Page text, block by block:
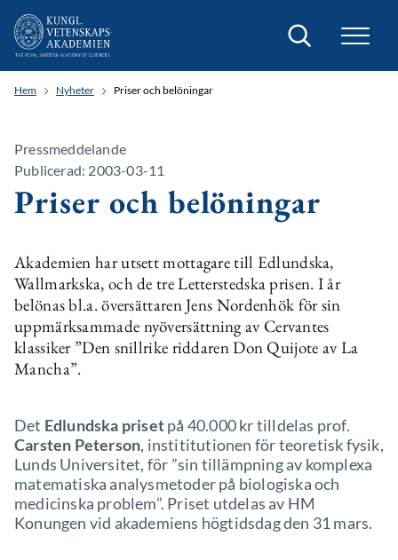
Sök
Hem Nyheter Priser och belöningar
Pressmeddelande
Publicerad: 2003-03-11
Priser och belöningar
Akademien har utsett mottagare till Edlundska,
Wallmarkska, och de tre Letterstedska prisen. I år
belönas bl.a. översättaren Jens Nordenhök för sin
uppmärksammade nyöversättning av Cervantes
klassiker ”Den snillrike riddaren Don Quijote av La
Mancha”.
Det Edlundska prisetpå 40.000 kr tilldelas prof.
Carsten Peterson, instititutionen för teoretisk fysik,
Lunds Universitet, för ”sin tillämpning av komplexa
matematiska analysmetoder på biologiska och
medicinska problem”. Priset utdelas av HM
Konungen vid akademiens högtidsdag den 31 mars.